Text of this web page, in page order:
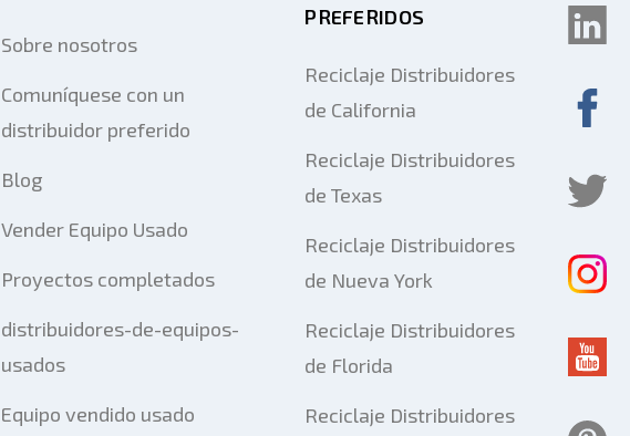
Sobre nosotros
Comuníquese con un
distribuidor preferido
Blog
Vender Equipo Usado
Proyectos completados
distribuidores-de-equipos-
usados
Equipo vendido usado
PREFERIDOS
Reciclaje Distribuidores
de California
Reciclaje Distribuidores
de Texas
Reciclaje Distribuidores
de Nueva York
Reciclaje Distribuidores
de Florida
Reciclaje Distribuidores